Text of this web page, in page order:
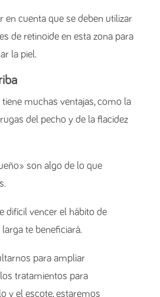
en cuenta que se deben utilizar
de retinoide en esta zona para
la piel.
muchas ventajas, como la
del pecho y de la flacidez
son algo de lo que
difícil vencer el hábito de
te beneficiará.
para ampliar
tratamientos para
y el escote, estaremos